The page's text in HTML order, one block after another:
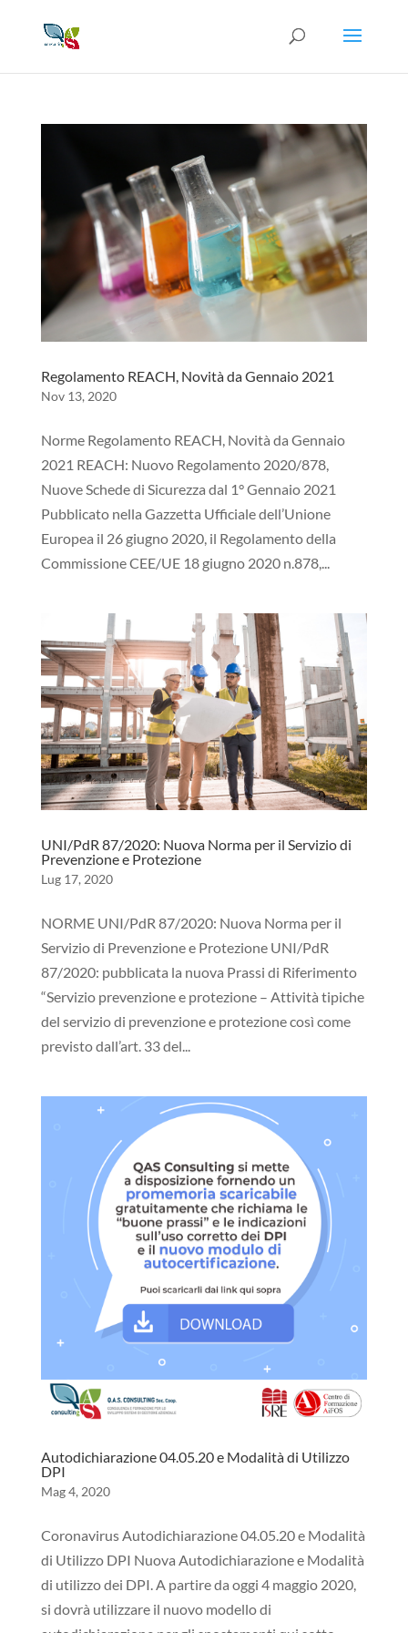
Regolamento REACH, Novità da Gennaio 2021
Nov 13, 2020
Norme Regolamento REACH, Novità da Gennaio
2021 REACH: Nuovo Regolamento 2020/878,
Nuove Schede di Sicurezza dal 1° Gennaio 2021
Pubblicato nella Gazzetta Ufficiale dell’Unione
Europea il 26 giugno 2020, il Regolamento della
Commissione CEE/UE 18 giugno 2020 n.878,...
UNI/PdR 87/2020: Nuova Norma per il Servizio di
Prevenzione e Protezione
Lug 17, 2020
NORME UNI/PdR 87/2020: Nuova Norma per il
Servizio di Prevenzione e Protezione UNI/PdR
87/2020: pubblicata la nuova Prassi di Riferimento
“Servizio prevenzione e protezione – Attività tipiche
del servizio di prevenzione e protezione così come
previsto dall’art. 33 del...
Autodichiarazione 04.05.20 e Modalità di Utilizzo
DPI
Mag 4, 2020
Coronavirus Autodichiarazione 04.05.20 e Modalità
di Utilizzo DPI Nuova Autodichiarazione e Modalità
di utilizzo dei DPI. A partire da oggi 4 maggio 2020,
si dovrà utilizzare il nuovo modello di